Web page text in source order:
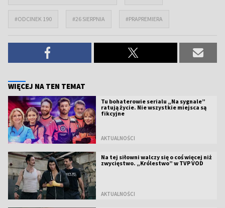
#ODCINEK 190 #26 SIERPNIA #PRAPREMIERA
WIĘCEJ NA TEN TEMAT
Tu bohaterowie serialu „Na sygnale”
ratują życie. Nie wszystkie miejsca są
fikcyjne
AKTUALNOŚCI
Na tej siłowni walczy się o coś więcej niż
zwycięstwo. „Królestwo” w TVP VOD
AKTUALNOŚCI